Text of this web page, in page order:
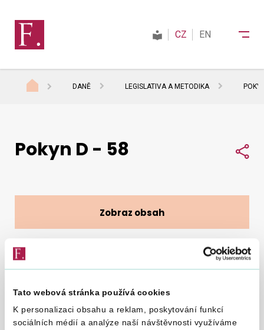
Tato webová stránka používá cookies
K personalizaci obsahu a reklam, poskytování funkcí
sociálních médií a analýze naší návštěvnosti využíváme
Daně
Kontakty
Vyhledat na webu
CZ EN
DANĚ LEGISLATIVA A METODIKA
22. 12. 1993
ZRUŠEN A NAHRAZEN POKYNEM D-168
Pokyn D - 58
Zobraz obsah